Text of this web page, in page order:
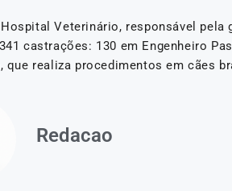
Veterinário, responsável
castrações: 130 em Engenheiro
que realiza procedimentos em cães
Redacao